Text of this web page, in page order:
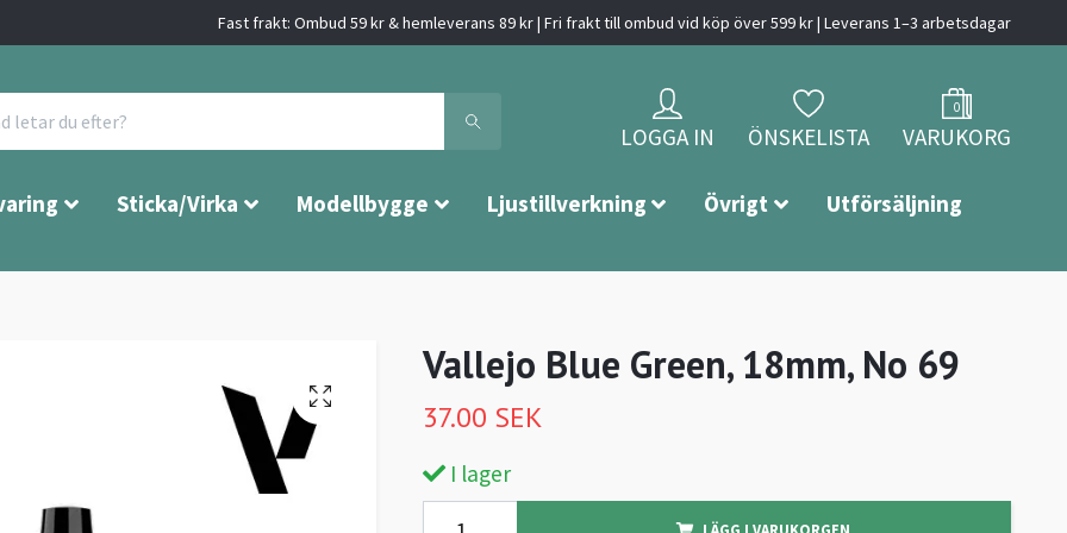
Fast frakt: Ombud 59 kr & hemleverans 89 kr | Fri frakt till ombud vid köp över 599 kr | Leverans 1–3 arbetsdagar
LOGGA IN ÖNSKELISTA
0
VARUKORG
Sticka/Virka Modellbygge Ljustillverkning Övrigt Utförsäljning
Vallejo Blue Green, 18mm, No 69
37.00 SEK
I lager